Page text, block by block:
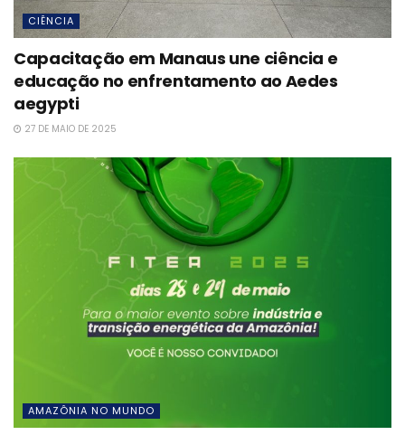
CIÊNCIA
Capacitação em Manaus une ciência e
educação no enfrentamento ao Aedes
aegypti
27 DE MAIO DE 2025
AMAZÔNIA NO MUNDO